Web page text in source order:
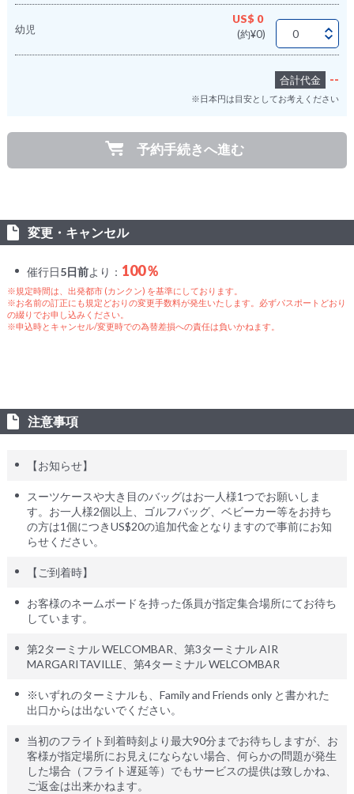
幼児
US$ 0
(約¥0)
合計代金 --
※日本円は目安としてお考えください
予約手続きへ進む
変更・キャンセル
催行日5日前より： 100％
※規定時間は、出発都市 (カンクン) を基準にしております。
※お名前の訂正にも規定どおりの変更手数料が発生いたします。必ずパスポートどおり
の綴りでお申し込みください。
※申込時とキャンセル/変更時での為替差損への責任は負いかねます。
注意事項
【お知らせ】
スーツケースや大き目のバッグはお一人様1つでお願いしま
す。お一人様2個以上、ゴルフバッグ、ベビーカー等をお持ち
の方は1個につきUS$20の追加代金となりますので事前にお知
らせください。
【ご到着時】
お客様のネームボードを持った係員が指定集合場所にてお待ち
しています。
第2ターミナル WELCOMBAR、第3ターミナル AIR
MARGARITAVILLE、第4ターミナル WELCOMBAR
※いずれのターミナルも、Family and Friends only と書かれた
出口からは出ないでください。
当初のフライト到着時刻より最大90分までお待ちしますが、お
客様が指定場所にお見えにならない場合、何らかの問題が発生
した場合（フライト遅延等）でもサービスの提供は致しかね、
ご返金は出来かねます。